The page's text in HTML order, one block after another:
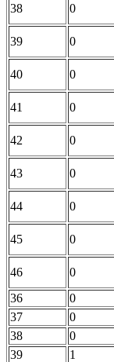
38
0
39
0
40
0
41
0
42
0
43
0
44
0
45
0
46
0
36
0
37
0
38
0
39
1